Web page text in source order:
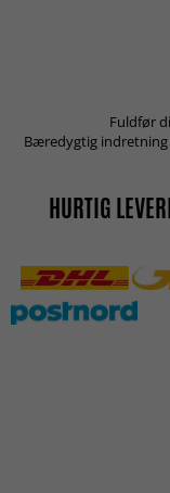
Fuldfør
Bæredygtig indretning
HURTIG